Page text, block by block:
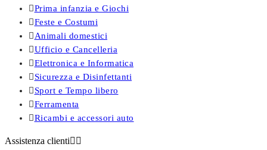
Prima infanzia e Giochi
Feste e Costumi
 Animali domestici
Ufficio e Cancelleria
Elettronica e Informatica
 Sicurezza e Disinfettanti
 Sport e Tempo libero
Ferramenta
Ricambi e accessori auto
Assistenza clienti 